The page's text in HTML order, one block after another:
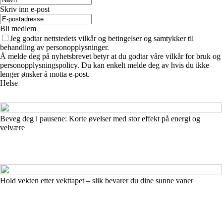
Skriv inn e-post
Bli medlem
Jeg godtar nettstedets vilkår og betingelser og samtykker til
behandling av personopplysninger.
Å melde deg på nyhetsbrevet betyr at du godtar våre vilkår for bruk og
personopplysningspolicy. Du kan enkelt melde deg av hvis du ikke
lenger ønsker å motta e-post.
Helse
Beveg deg i pausene: Korte øvelser med stor effekt på energi og
velvære
Hold vekten etter vekttapet – slik bevarer du dine sunne vaner